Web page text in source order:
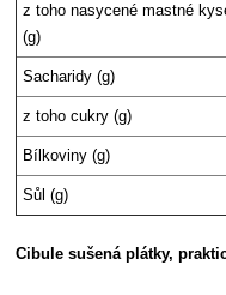
z toho nasycené mastné
(g)
Sacharidy (g)
z toho cukry (g)
Bílkoviny (g)
Sůl (g)
Cibule sušená plátky,